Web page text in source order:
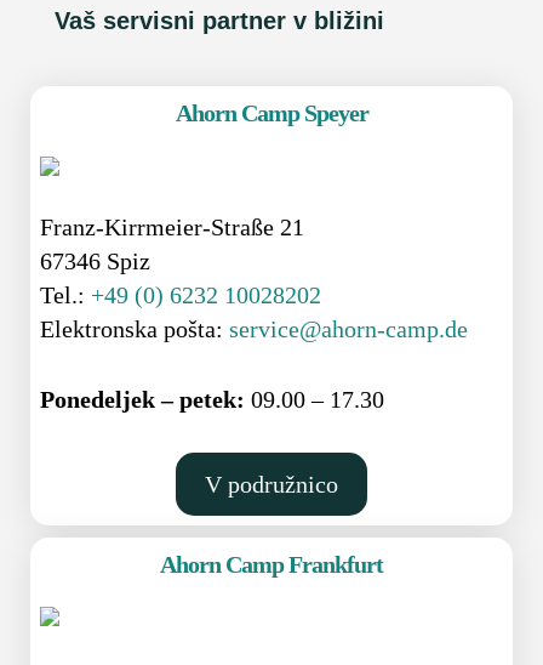
Vaš servisni partner v bližini
Ahorn Camp Speyer
Franz-Kirrmeier-Straße 21
67346 Spiz
Tel.: +49 (0) 6232 10028202
Elektronska pošta: service@ahorn-camp.de
Ponedeljek – petek: 09.00 – 17.30
V podružnico
Ahorn Camp Frankfurt